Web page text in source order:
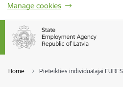
Manage cookies
Home Pieteikties individuālajai